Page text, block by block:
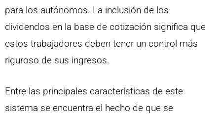
para los autónomos. La inclusión de los
dividendos en la base de cotización significa que
estos trabajadores deben tener un control más
riguroso de sus ingresos.
Entre las principales características de este
sistema se encuentra el hecho de que se